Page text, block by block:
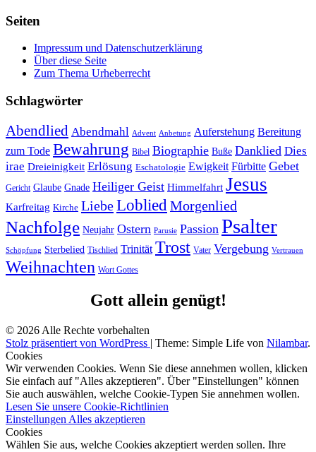
Seiten
Impressum und Datenschutzerklärung
Über diese Seite
Zum Thema Urheberrecht
Schlagwörter
Abendlied Abendmahl Advent Anbetung Auferstehung Bereitung
zum Tode Bewahrung Bibel Biographie Buße Danklied Dies
irae Dreieinigkeit Erlösung Eschatologie Ewigkeit Fürbitte Gebet
Gericht Glaube Gnade Heiliger Geist Himmelfahrt Jesus
Karfreitag Kirche LiebeLoblied Morgenlied
Nachfolge Neujahr Ostern Parusie Passion Psalter
Schöpfung Sterbelied Tischlied Trinität Trost Vater Vergebung Vertrauen
Weihnachten Wort Gottes
Gott allein genügt!
© 2026 Alle Rechte vorbehalten
Stolz präsentiert von WordPress | Theme: Simple Life von Nilambar.
Cookies
Wir verwenden Cookies. Wenn Sie diese annehmen wollen, klicken
Sie einfach auf "Alles akzeptieren". Über "Einstellungen" können
Sie auch auswählen, welche Cookie-Typen Sie annehmen wollen.
Lesen Sie unsere Cookie-Richtlinien
Einstellungen Alles akzeptieren
Cookies
Wählen Sie aus, welche Cookies akzeptiert werden sollen. Ihre